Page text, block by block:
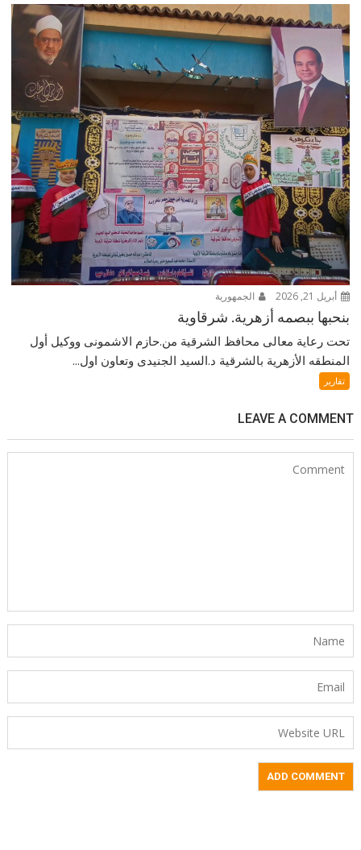
أبريل 21, 2026 الجمهورية
بنحبها ببصمه أزهرية. شرقاوية
تحت رعاية معالى محافظ الشرقية من.حازم الاشمونى ووكيل أول
المنطقه الأزهرية بالشرقية د.السيد الجنيدى وتعاون اول...
تقارير
LEAVE A COMMENT